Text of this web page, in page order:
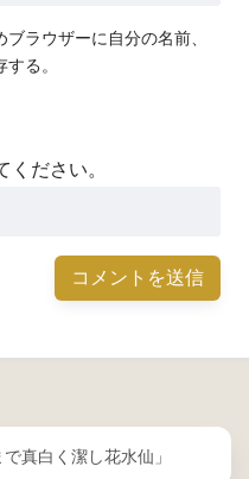
ラウザーに自分の名前、
る。
ください。
真白く潔し花水仙」